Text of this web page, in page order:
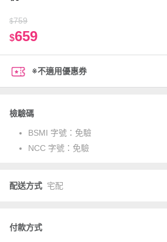
$759
$659
※不適用優惠券
檢驗碼
BSMI 字號： 免驗
NCC 字號： 免驗
配送方式 宅配
付款方式